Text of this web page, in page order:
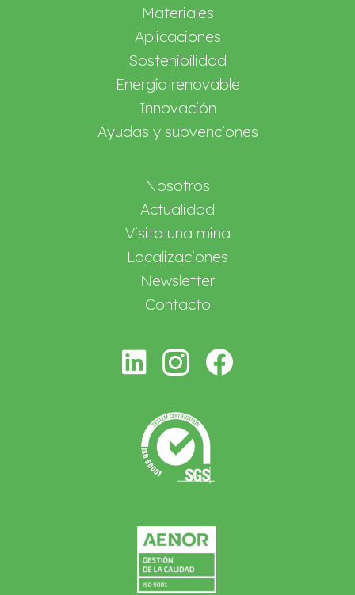
Materiales
Aplicaciones
Sostenibilidad
Energía renovable
Innovación
Ayudas y subvenciones
Nosotros
Actualidad
Visita una mina
Localizaciones
Newsletter
Contacto